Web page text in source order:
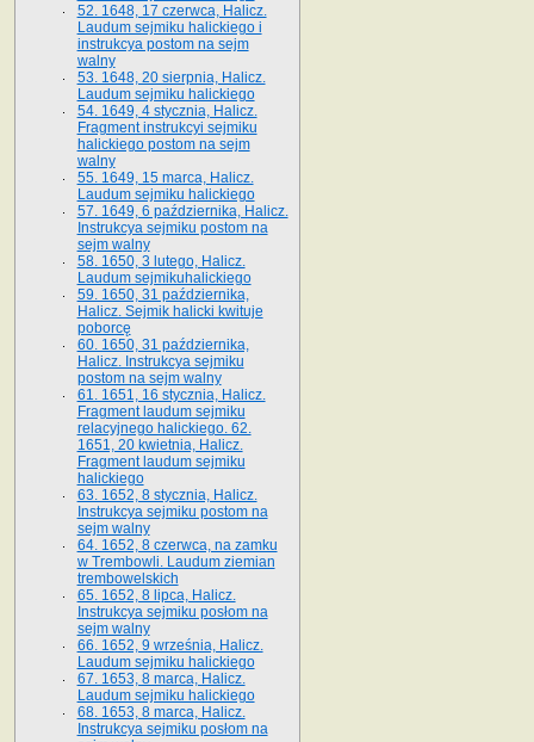
52. 1648, 17 czerwca, Halicz.
Laudum sejmiku halickiego i
instrukcya postom na sejm
walny
53. 1648, 20 sierpnia, Halicz.
Laudum sejmiku halickiego
54. 1649, 4 stycznia, Halicz.
Fragment instrukcyi sejmiku
halickiego postom na sejm
walny
55. 1649, 15 marca, Halicz.
Laudum sejmiku halickiego
57. 1649, 6 października, Halicz.
Instrukcya sejmiku postom na
sejm walny
58. 1650, 3 lutego, Halicz.
Laudum sejmikuhalickiego
59. 1650, 31 października,
Halicz. Sejmik halicki kwituje
poborcę
60. 1650, 31 października,
Halicz. Instrukcya sejmiku
postom na sejm walny
61. 1651, 16 stycznia, Halicz.
Fragment laudum sejmiku
relacyjnego halickiego. 62.
1651, 20 kwietnia, Halicz.
Fragment laudum sejmiku
halickiego
63. 1652, 8 stycznia, Halicz.
Instrukcya sejmiku postom na
sejm walny
64. 1652, 8 czerwca, na zamku
w Trembowli. Laudum ziemian
trembowelskich
65. 1652, 8 lipca, Halicz.
Instrukcya sejmiku posłom na
sejm walny
66. 1652, 9 września, Halicz.
Laudum sejmiku halickiego
67. 1653, 8 marca, Halicz.
Laudum sejmiku halickiego
68. 1653, 8 marca, Halicz.
Instrukcya sejmiku posłom na